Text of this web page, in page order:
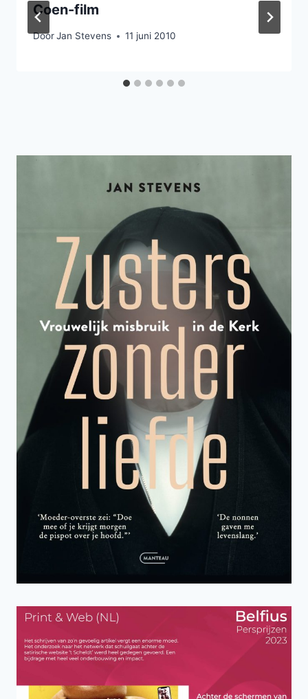
Coen-film
DoorJan Stevens 11 juni 2010